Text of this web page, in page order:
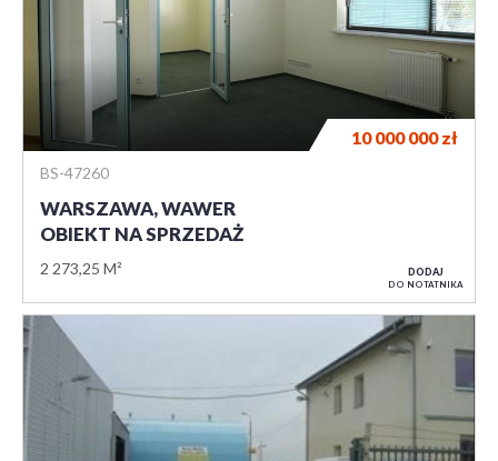
BS-47260
WARSZAWA, WAWER
OBIEKT NA SPRZEDAŻ
2 273,25 M²
10 000 000zł
DODAJ
DO NOTATNIKA